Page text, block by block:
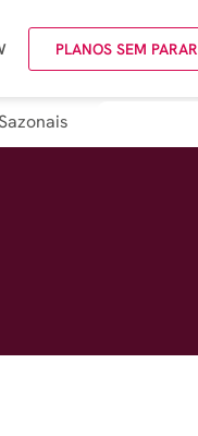
PLANOS SEM PARAR